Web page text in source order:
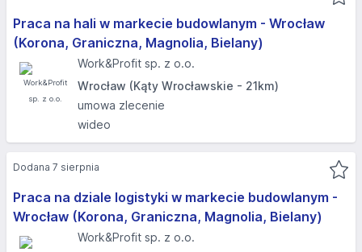
Praca na hali w markecie budowlanym - Wrocław
(Korona, Graniczna, Magnolia, Bielany)
Work&Profit sp. z o.o.
Wrocław (Kąty Wrocławskie - 21km)
umowa zlecenie
wideo
Praca na dziale logistyki w markecie budowlanym -
Wrocław (Korona, Graniczna, Magnolia, Bielany)
Work&Profit sp. z o.o.
Dodana 7 sierpnia